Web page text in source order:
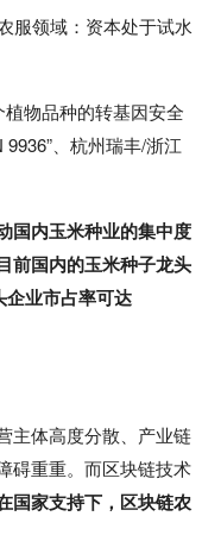
物品种的转基因安全
、杭州瑞丰/浙江
国内玉米种业的集中度
前国内的玉米种子龙头
企业市占率可达
主体高度分散、产业链
碍重重。而区块链技术
国家支持下，区块链农